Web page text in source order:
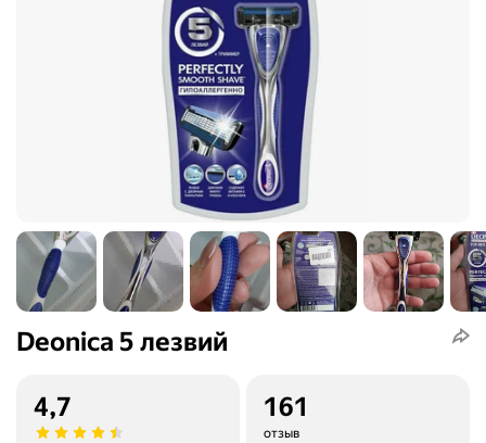
Deonica 5 лезвий
4,7 161
отзыв